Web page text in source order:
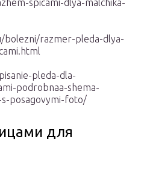
spicami-dlya-malchika-
bolezni/razmer-pleda-dlya-
pleda-dla-
podrobnaa-shema-
s-posagovymi-foto/
для